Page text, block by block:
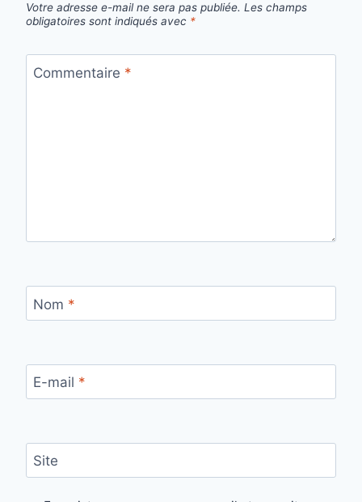
Votre adresse e-mail ne sera pas publiée. Les champs
obligatoires sont indiqués avec *
Commentaire *
Nom *
E-mail *
Site